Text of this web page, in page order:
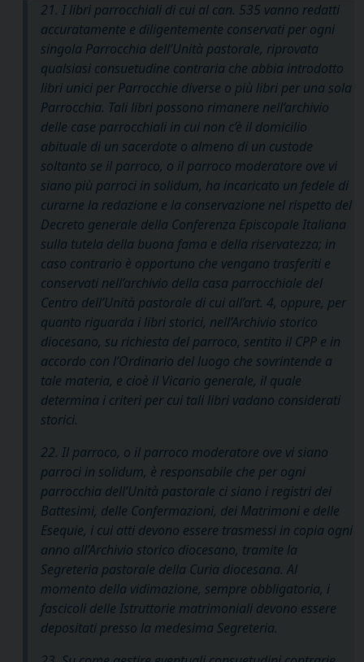
21. I libri parrocchiali di cui al can. 535 vanno redatti
accuratamente e diligentemente conservati per ogni
singola Parrocchia dell’Unità pastorale, riprovata
qualsiasi consuetudine contraria che abbia introdotto
libri unici per Parrocchie diverse o più libri per una sola
Parrocchia. Tali libri possono rimanere nell’archivio
delle case parrocchiali in cui non c’è il domicilio
abituale di un sacerdote o almeno di un custode
soltanto se il parroco, o il parroco moderatore ove vi
siano più parroci in solidum, ha incaricato un fedele di
curarne la redazione e la conservazione nel rispetto del
Decreto generale della Conferenza Episcopale Italiana
sulla tutela della buona fama e della riservatezza; in
caso contrario è opportuno che vengano trasferiti e
conservati nell’archivio della casa parrocchiale del
Centro dell’Unità pastorale di cui all’art. 4, oppure, per
quanto riguarda i libri storici, nell’Archivio storico
diocesano, su richiesta del parroco, sentito il CPP e in
accordo con l’Ordinario del luogo che sovrintende a
tale materia, e cioè il Vicario generale, il quale
determina i criteri per cui tali libri vadano considerati
storici.
22. Il parroco, o il parroco moderatore ove vi siano
parroci in solidum, è responsabile che per ogni
parrocchia dell’Unità pastorale ci siano i registri dei
Battesimi, delle Confermazioni, dei Matrimoni e delle
Esequie, i cui atti devono essere trasmessi in copia ogni
anno all’Archivio storico diocesano, tramite la
Segreteria pastorale della Curia diocesana. Al
momento della vidimazione, sempre obbligatoria, i
fascicoli delle Istruttorie matrimoniali devono essere
depositati presso la medesima Segreteria.